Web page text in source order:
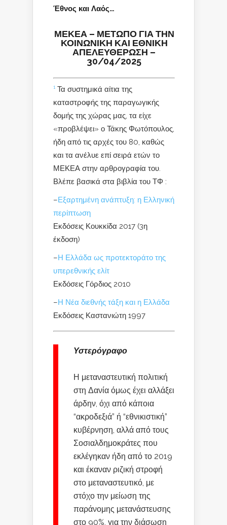
Έθνος και Λαός…
ΜΕΚΕΑ – ΜΕΤΩΠΟ ΓΙΑ ΤΗΝ
ΚΟΙΝΩΝΙΚΗ ΚΑΙ ΕΘΝΙΚΗ
ΑΠΕΛΕΥΘΕΡΩΣΗ –
30/04/2025
¹ Τα συστημικά αίτια της
καταστροφής της παραγωγικής
δομής της χώρας μας, τα είχε
«προβλέψει» ο Τάκης Φωτόπουλος,
ήδη από τις αρχές του 80, καθώς
και τα ανέλυε επί σειρά ετών το
ΜΕΚΕΑ στην αρθρογραφία του.
Βλέπε βασικά στα βιβλία του ΤΦ :
–Εξαρτημένη ανάπτυξη: η Ελληνική
περίπτωση
Εκδόσεις Κουκκίδα 2017 (3η
έκδοση)
–Η Ελλάδα ως προτεκτοράτο της
υπερεθνικής ελίτ
Εκδόσεις Γόρδιος 2010
–Η Νέα διεθνής τάξη και η Ελλάδα
Εκδόσεις Καστανιώτη 1997
Υστερόγραφο
Η μεταναστευτική πολιτική
στη Δανία όμως έχει αλλάξει
άρδην, όχι από κάποια
“ακροδεξιά” ή “εθνικιστική”
κυβέρνηση, αλλά από τους
Σοσιαλδημοκράτες που
εκλέγηκαν ήδη από το 2019
και έκαναν ριζική στροφή
στο μεταναστευτικό, με
στόχο την μείωση της
παράνομης μετανάστευσης
στο 90%, για την διάσωση